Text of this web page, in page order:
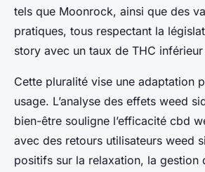
tels que Moonrock, ainsi que des
pratiques, tous respectant la
story avec un taux de THC
Cette pluralité vise une adaptation
usage. L’analyse des effets weed
bien-être souligne l’efficacité cbd
avec des retours utilisateurs weed
positifs sur la relaxation, la gestion